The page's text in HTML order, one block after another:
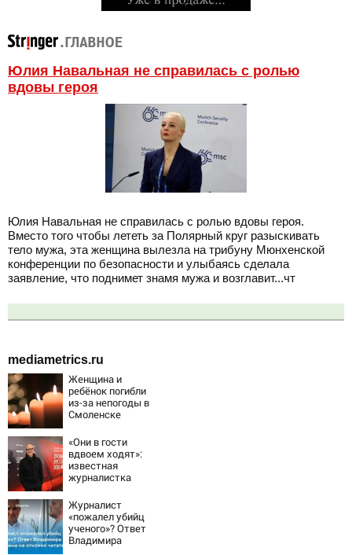
Юлия Навальная не справилась с ролью
вдовы героя
Юлия Навальная не справилась с ролью вдовы героя.
Вместо того чтобы лететь за Полярный круг разыскивать
тело мужа, эта женщина вылезла на трибуну Мюнхенской
конференции по безопасности и улыбаясь сделала
заявление, что поднимет знамя мужа и возглавит...чт
mediametrics.ru
Женщина и
ребёнок погибли
из-за непогоды в
Смоленске
«Они в гости
вдвоем ходят»:
известная
журналистка
роман
Бондарчука и
Исаковой
Журналист
«пожалел убийц
ученого»? Ответ
Владимира